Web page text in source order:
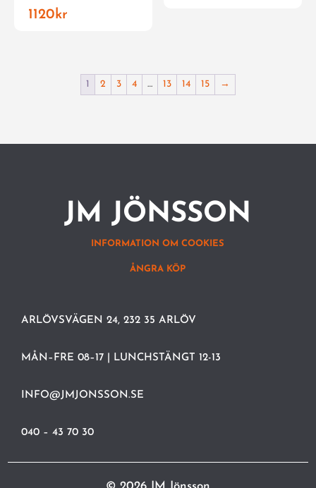
1120 kr
1 2 3 4 … 13 14 15 →
JM JÖNSSON
INFORMATION OM COOKIES
ÅNGRA KÖP
ARLÖVSVÄGEN 24, 232 35 ARLÖV
MÅN–FRE 08–17 | LUNCHSTÄNGT 12-13
INFO@JMJONSSON.SE
040 – 43 70 30